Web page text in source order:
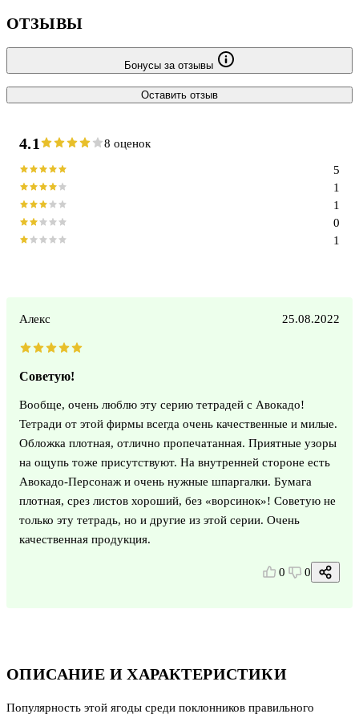
ОПИСАНИЕ И ХАРАКТЕРИСТИКИ
Популярность этой ягоды среди поклонников правильного
ОТЗЫВЫ
Бонусы за отзывы
Оставить отзыв
4.1 8 оценок
1
0
1
1
5
Алекс 25.08.2022
Советую!
Вообще, очень люблю эту серию тетрадей с Авокадо!
Тетради от этой фирмы всегда очень качественные и милые.
Обложка плотная, отлично пропечатанная. Приятные узоры
на ощупь тоже присутствуют. На внутренней стороне есть
Авокадо-Персонаж и очень нужные шпаргалки. Бумага
плотная, срез листов хороший, без «ворсинок»! Советую не
только эту тетрадь, но и другие из этой серии. Очень
качественная продукция.
0 0